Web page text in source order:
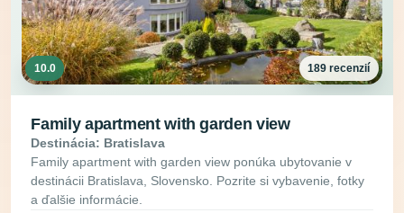
10.0 189 recenzií
Family apartment with garden view
Destinácia: Bratislava
Family apartment with garden view ponúka ubytovanie v
destinácii Bratislava, Slovensko. Pozrite si vybavenie, fotky
a ďalšie informácie.